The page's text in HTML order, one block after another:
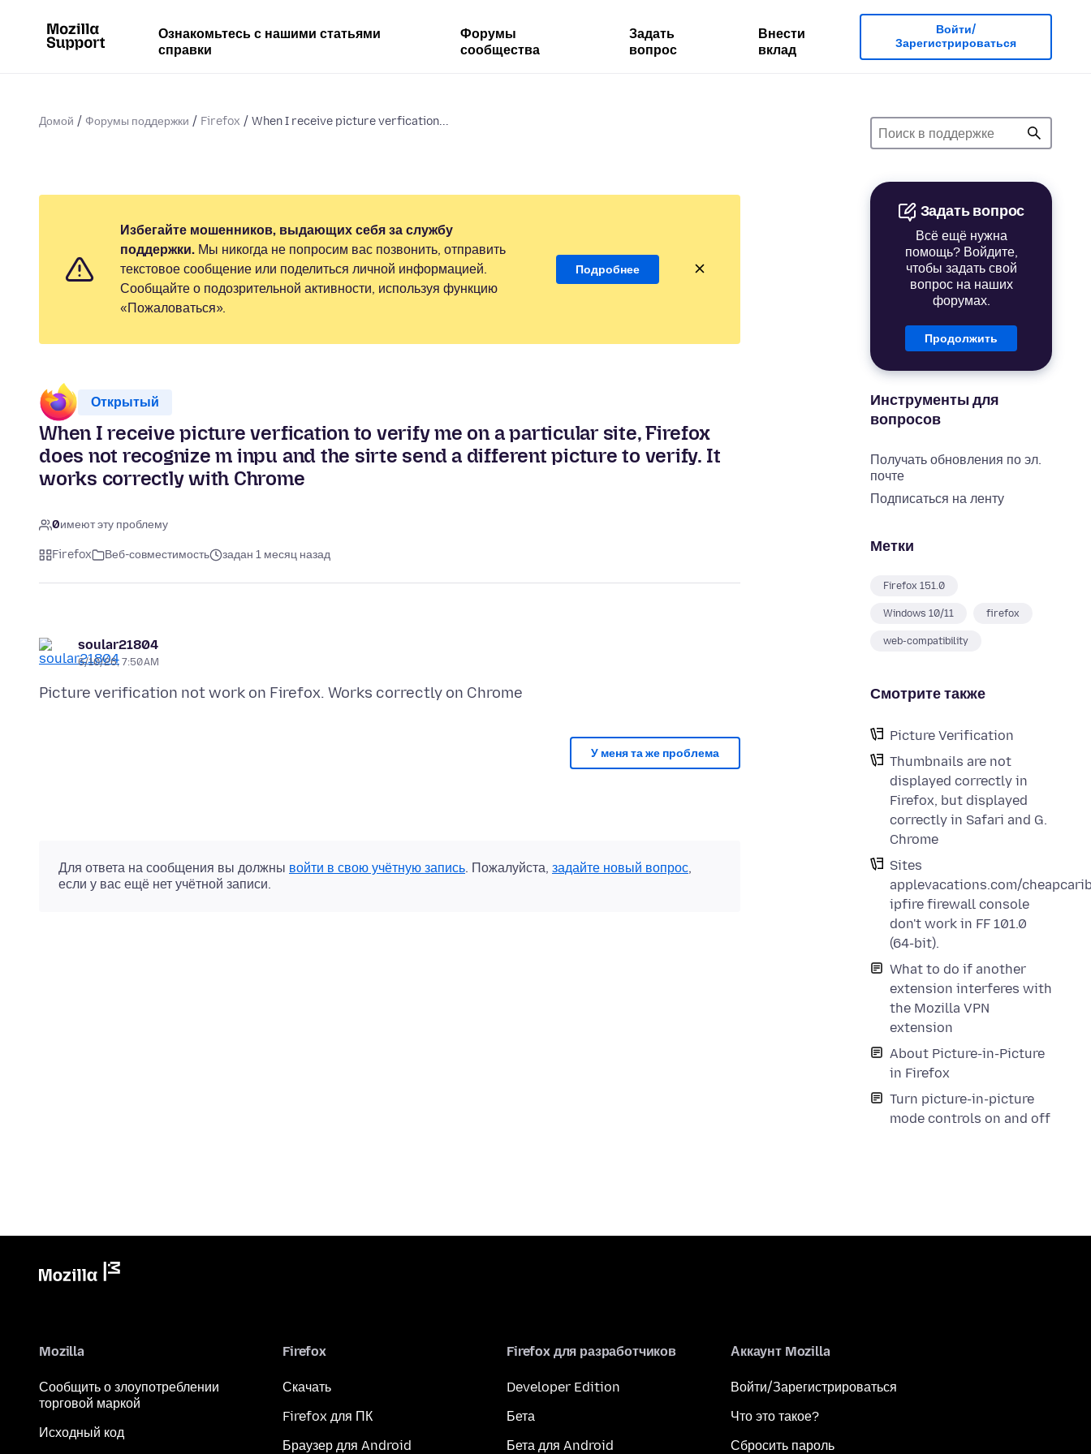
Ознакомьтесь с нашими статьями
справки
Форумы
сообщества
Задать
вопрос
Внести
вклад
Войти/
Зарегистрироваться
Домой Форумы поддержки Firefox When I receive picture verfication...
Задать вопрос
Всё ещё нужна
помощь? Войдите,
чтобы задать свой
вопрос на наших
форумах.
Продолжить
Инструменты для
вопросов
Получать обновления по эл.
почте
Подписаться на ленту
Метки
Firefox 151.0
Windows 10/11 firefox
web-compatibility
Смотрите также
Picture Verification
Thumbnails are not
displayed correctly in
Firefox, but displayed
correctly in Safari and G.
Chrome
Sites
applevacations.com/
ipfire firewall console
don't work in FF 101.0
(64-bit).
What to do if another
extension interferes with
the Mozilla VPN
extension
About Picture-in-Picture
in Firefox
Turn picture-in-picture
mode controls on and off
Избегайте мошенников, выдающих себя за службу
поддержки. Мы никогда не попросим вас позвонить, отправить
текстовое сообщение или поделиться личной информацией.
Сообщайте о подозрительной активности, используя функцию
«Пожаловаться».
Подробнее
Открытый
When I receive picture verfication to verify me on a particular site, Firefox
does not recognize m inpu and the sirte send a different picture to verify. It
works correctly with Chrome
0имеют эту проблему
Firefox Веб-совместимость задан 1 месяц назад
soular21804
6/10/26, 7:50 AM
У меня та же проблема
Для ответа на сообщения вы должны войти в свою учётную запись. Пожалуйста, задайте новый вопрос,
если у вас ещё нет учётной записи.
Mozilla
Сообщить о злоупотреблении
торговой маркой
Исходный код
Firefox
Скачать
Firefox для ПК
Браузер для Android
Firefox для разработчиков
Developer Edition
Бета
Бета для Android
Аккаунт Mozilla
Войти/Зарегистрироваться
Что это такое?
Сбросить пароль